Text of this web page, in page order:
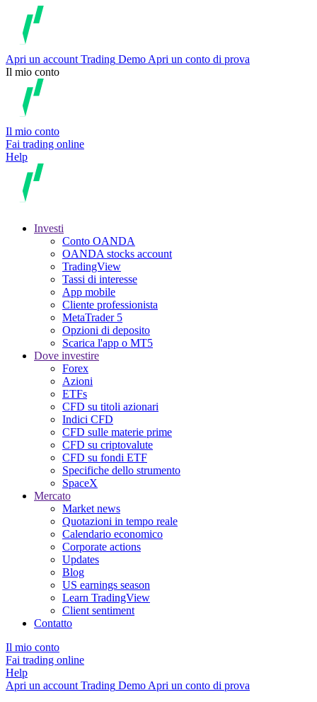
Apri un account Trading Demo Apri un conto di prova
Il mio conto
Il mio conto
Fai trading online
Help
Investi
Conto OANDA
OANDA stocks account
TradingView
Tassi di interesse
App mobile
Cliente professionista
MetaTrader 5
Opzioni di deposito
Scarica l'app o MT5
Dove investire
Forex
Azioni
ETFs
CFD su titoli azionari
Indici CFD
CFD sulle materie prime
CFD su criptovalute
CFD su fondi ETF
Specifiche dello strumento
SpaceX
Mercato
Market news
Quotazioni in tempo reale
Calendario economico
Corporate actions
Updates
Blog
US earnings season
Learn TradingView
Client sentiment
Contatto
Il mio conto
Fai trading online
Help
Apri un account Trading Demo Apri un conto di prova